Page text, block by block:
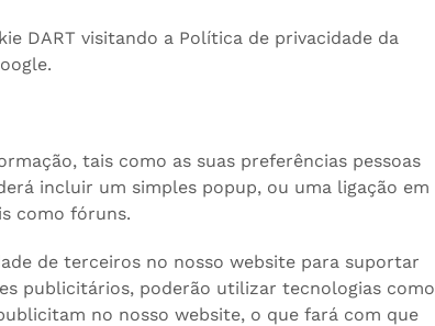
DART visitando a Política de privacidade da
tais como as suas preferências pessoas
incluir um simples popup, ou uma ligação em
como fóruns.
de terceiros no nosso website para suportar
publicitários, poderão utilizar tecnologias como
no nosso website, o que fará com que